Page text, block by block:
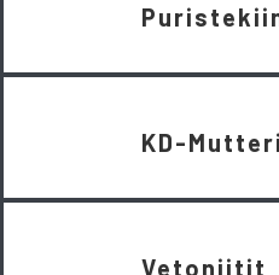
KD-
Vetoniitit